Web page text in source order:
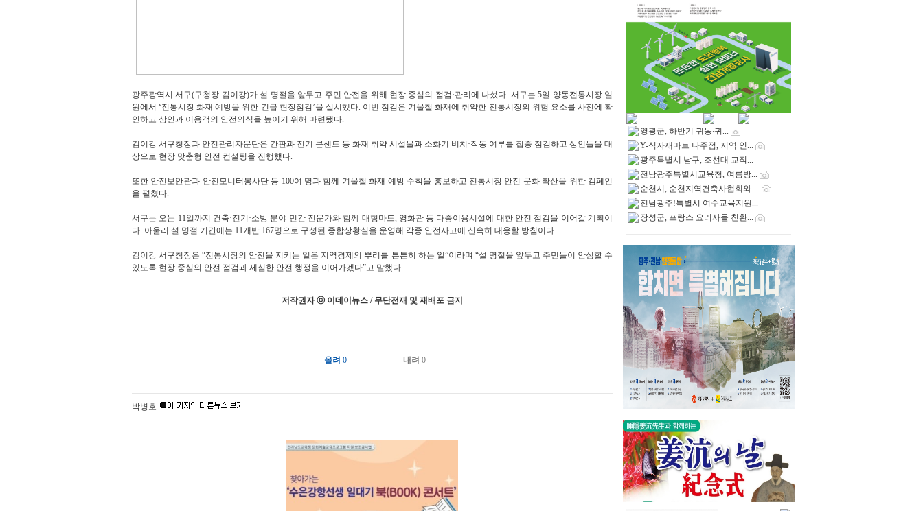
광주광역시 서구(구청장 김이강)가 설 명절을 앞두고 주민 안전을 위해 현장 중심의 점검·관리에 나섰다. 서구는 5일 양동전통시장 일
원에서 ‘전통시장 화재 예방을 위한 긴급 현장점검’을 실시했다. 이번 점검은 겨울철 화재에 취약한 전통시장의 위험 요소를 사전에 확
인하고 상인과 이용객의 안전의식을 높이기 위해 마련됐다.
김이강 서구청장과 안전관리자문단은 간판과 전기 콘센트 등 화재 취약 시설물과 소화기 비치·작동 여부를 집중 점검하고 상인들을 대
상으로 현장 맞춤형 안전 컨설팅을 진행했다.
또한 안전보안관과 안전모니터봉사단 등 100여 명과 함께 겨울철 화재 예방 수칙을 홍보하고 전통시장 안전 문화 확산을 위한 캠페인
을 펼쳤다.
서구는 오는 11일까지 건축·전기·소방 분야 민간 전문가와 함께 대형마트, 영화관 등 다중이용시설에 대한 안전 점검을 이어갈 계획이
다. 아울러 설 명절 기간에는 11개반 167명으로 구성된 종합상황실을 운영해 각종 안전사고에 신속히 대응할 방침이다.
김이강 서구청장은 “전통시장의 안전을 지키는 일은 지역경제의 뿌리를 튼튼히 하는 일”이라며 “설 명절을 앞두고 주민들이 안심할 수
있도록 현장 중심의 안전 점검과 세심한 안전 행정을 이어가겠다”고 말했다.
저작권자 ⓒ 이데이뉴스 / 무단전재 및 재배포 금지
올려 0 내려 0
박병호
영광군, 하반기 귀농‧귀...
Y-식자재마트 나주점, 지역 인...
광주특별시 남구, 조선대 교직...
전남광주특별시교육청, 여름방...
순천시, 순천지역건축사협회와 ...
전남광주!특별시 여수교육지원...
장성군, 프랑스 요리사들 친환...